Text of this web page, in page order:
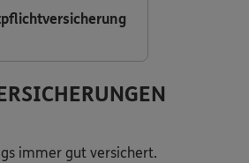
immer gut versichert.